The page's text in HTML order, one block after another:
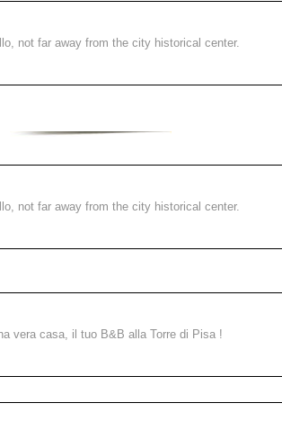
not far away from the city historical center.
not far away from the city historical center.
vera casa, il tuo B&B alla Torre di Pisa !